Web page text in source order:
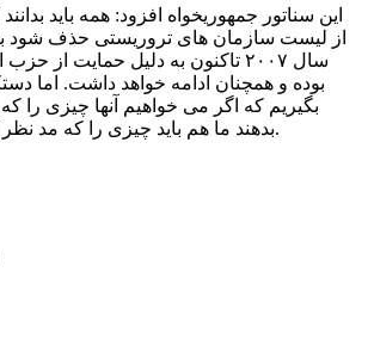
این سناتور جمهوریخواه افزود: همه باید
از لیست سازمان های تروریستی حذف شود
سال ۲۰۰۷ تاکنون به دلیل حمایت از
بوده و همچنان ادامه خواهد داشت. اما
بگیریم که اگر می خواهیم آنها چیزی را
بدهند ما هم باید چیزی را که مد نظر آنهاست به آنها بدهیم.